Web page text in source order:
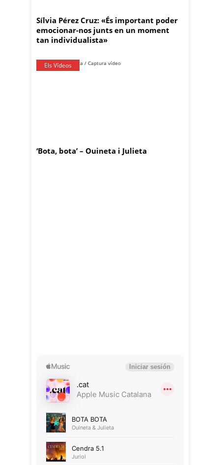
Sílvia Pérez Cruz: «És important poder
emocionar-nos junts en un moment
tan individualista»
Els Vídeos
‘Bota, bota’ – Ouineta i Julieta